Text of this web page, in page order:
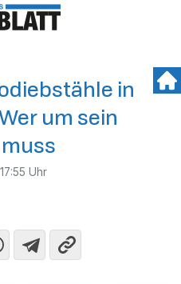
in
um sein
Uhr